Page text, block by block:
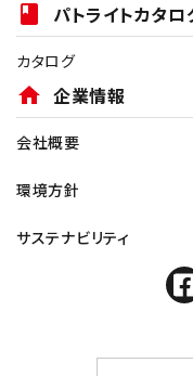
book パトライトカタロ
カタログ
home 企業情報
会社概要
環境方針
サステナビリティ